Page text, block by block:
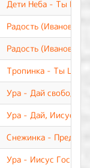
Дети Неба - Ты
Радость (Иваново)
Радость (Иваново) -
Тропинка - Ты Царь
Ура - Дай свободу
Ура - Дай, Иисус,
Снежинка -
Ура - Иисус Господь